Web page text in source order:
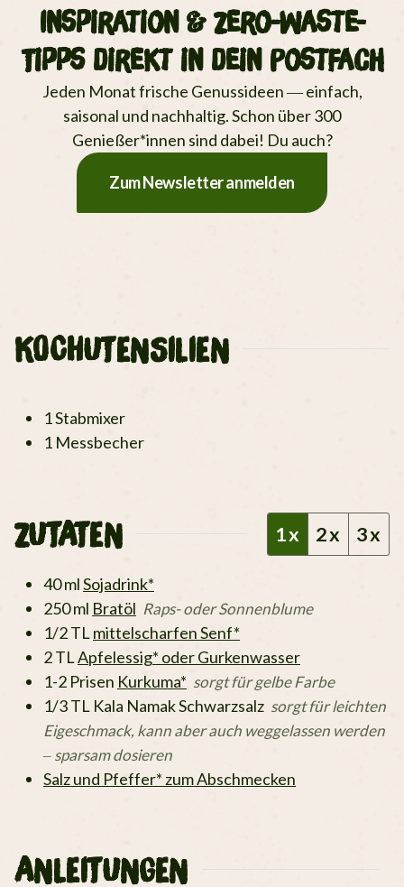
Inspiration & Zero-Waste-
Tipps direkt in dein Postfach
Jeden Monat frische Genussideen — einfach,
saisonal und nachhaltig. Schon über 300
Genießer*innen sind dabei! Du auch?
Zum Newsletter anmelden
KOCHUTENSILIEN
1 Stabmixer
1 Messbecher
ZUTATEN 1x 2x 3x
40mlSojadrink*
250ml Bratöl Raps- oder Sonnenblume
1/2TLmittelscharfen Senf*
2TLApfelessig* oder Gurkenwasser
1-2 Prisen Kurkuma* sorgt für gelbe Farbe
1/3TL Kala Namak Schwarzsalz sorgt für leichten
Eigeschmack, kann aber auch weggelassen werden
– sparsam dosieren
Salz und Pfeffer* zum Abschmecken
ANLEITUNGEN